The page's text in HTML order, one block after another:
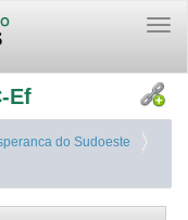
Ef
do Sudoeste